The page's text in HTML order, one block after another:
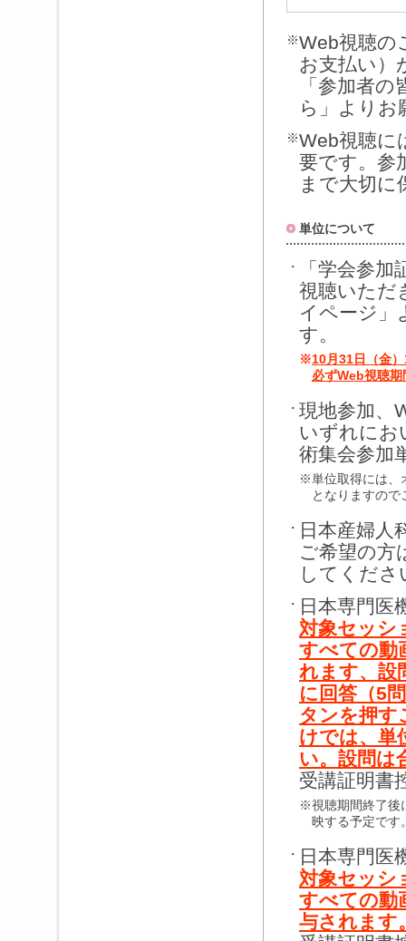
※Web視聴の
お支払い）
「参加者
ら」よりお
※Web視聴に
要です。参
まで大切
単位について
・
「学会参
視聴いただ
イページ」
す。
※10月31日（金
必ずWeb視聴
・ 現地参加、
いずれにお
術集会参加
※単位取得には、
となりますので
・ 日本産婦人
ご希望の方
してくださ
・ 日本専門医
対象セッシ
すべての動
れます、設
に回答（5
タンを押す
けでは、単
い。設問は
受講証明書
※視聴期間終了後
映する予定です
・ 日本専門医
対象セッシ
すべての動
与されます